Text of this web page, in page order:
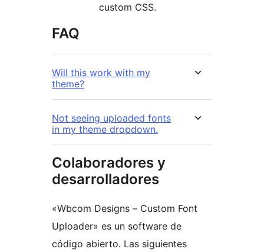
custom CSS.
FAQ
Will this work with my
theme?
Not seeing uploaded fonts
in my theme dropdown.
Colaboradores y
desarrolladores
«Wbcom Designs – Custom Font
Uploader» es un software de
código abierto. Las siguientes